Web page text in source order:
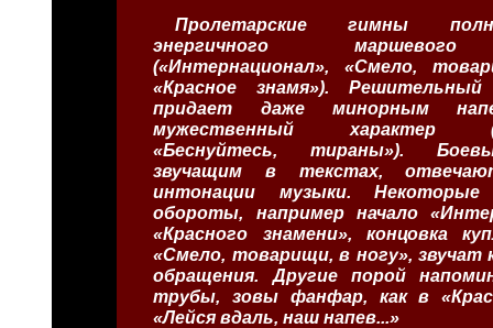
Пролетарские гимны
энергичного
(«Интернационал», «Смело,
«Красное знамя»).
придает даже минорным
мужественный характер
«Беснуйтесь, тираны»).
звучащим в текстах,
интонации музыки. Некоторые
обороты, например начало
«Красного знамени», концовка
«Смело, товарищи, в ногу», звучат
обращения. Другие порой
трубы, зовы фанфар, как в
«Лейся вдаль, наш напев...»